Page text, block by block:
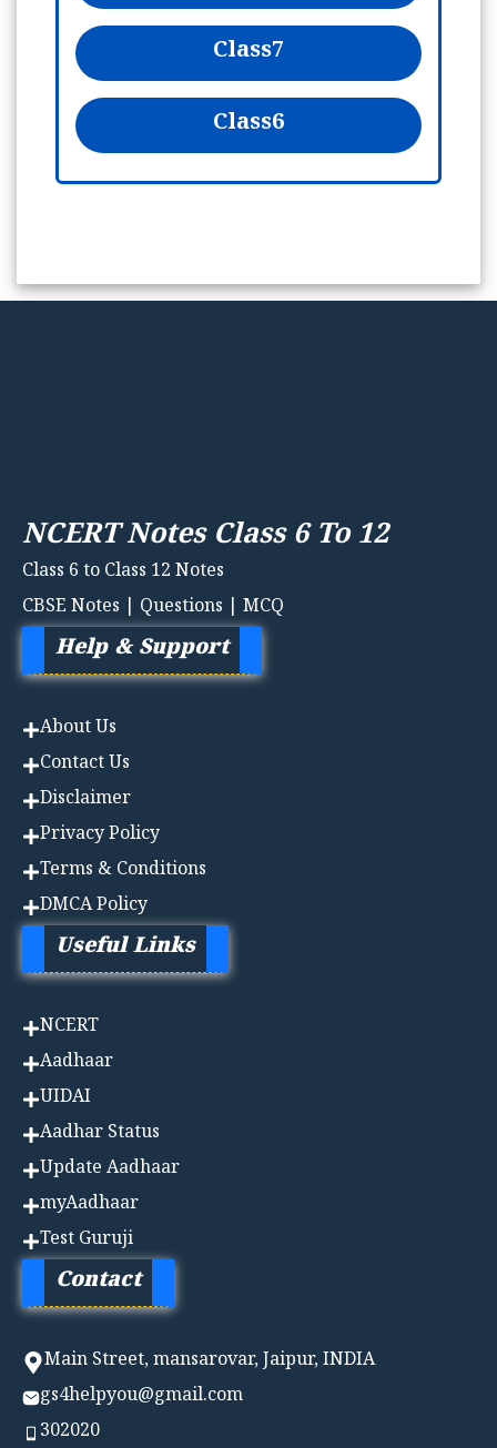
Class7
Class6
NCERT Notes Class 6 To 12
Class 6 to Class 12 Notes
CBSE Notes | Questions | MCQ
Help & Support
About Us
Contact Us
Disclaimer
Privacy Policy
Terms & Conditions
DMCA Policy
Useful Links
NCERT
Aadhaar
UIDAI
Aadhar Status
Update Aadhaar
myAadhaar
Test Guruji
Contact
Main Street, mansarovar, Jaipur, INDIA
gs4helpyou@gmail.com
302020